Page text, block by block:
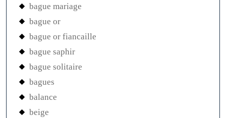
bague mariage
bague or
bague or fiancaille
bague saphir
bague solitaire
bagues
balance
beige